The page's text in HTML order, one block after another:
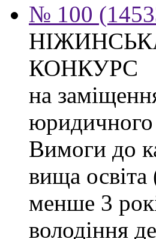
№ 100
КОНКУРС
на
юридичного
Вимоги до
вища освіта
менше 3
володіння